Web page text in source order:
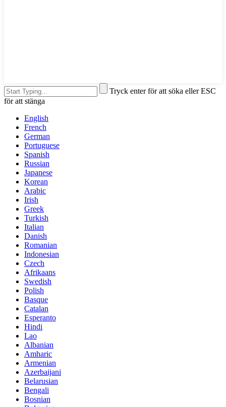
Tryck enter för att söka eller ESC
för att stänga
English
French
German
Portuguese
Spanish
Russian
Japanese
Korean
Arabic
Irish
Greek
Turkish
Italian
Danish
Romanian
Indonesian
Czech
Afrikaans
Swedish
Polish
Basque
Catalan
Esperanto
Hindi
Lao
Albanian
Amharic
Armenian
Azerbaijani
Belarusian
Bengali
Bosnian